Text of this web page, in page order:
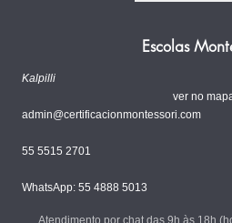
Escolas
Kalpilli
ver no
admin@certificacionmontessori.com
55 5515 2701
WhatsApp: 55 4888 5013
Atendimento por chat das 9h às 18h